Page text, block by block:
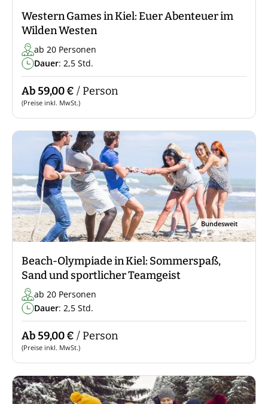
Western Games in Kiel: Euer Abenteuer im
Wilden Westen
ab 20 Personen
Dauer: 2,5 Std.
Ab 59,00 € / Person
(Preise inkl. MwSt.)
Bundesweit
Beach-Olympiade in Kiel: Sommerspaß,
Sand und sportlicher Teamgeist
ab 20 Personen
Dauer: 2,5 Std.
Ab 59,00 € / Person
(Preise inkl. MwSt.)